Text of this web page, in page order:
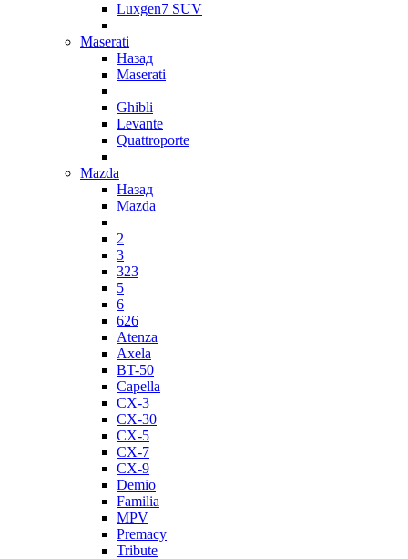
Luxgen7 SUV
Maserati
Назад
Maserati
Ghibli
Levante
Quattroporte
Mazda
Назад
Mazda
2
3
323
5
6
626
Atenza
Axela
BT-50
Capella
CX-3
CX-30
CX-5
CX-7
CX-9
Demio
Familia
MPV
Premacy
Tribute